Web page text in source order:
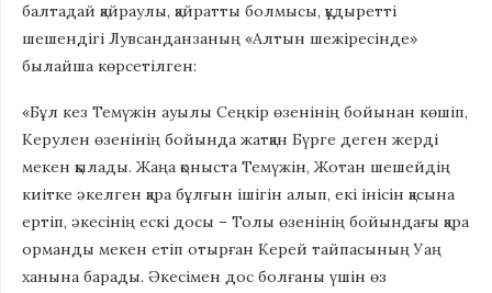
балтадай қайраулы, қайратты болмысы, құдыретті
шешендігі Лувсанданзаның «Алтын шежіресінде»
былайша көрсетілген:
«Бұл кез Темүжін ауылы Сеңкір өзенінің бойынан көшіп,
Керулен өзенінің бойында жатқан Бүрге деген жерді
мекен қылады. Жаңа қоныста Темүжін, Жотан шешейдің
киітке әкелген қара бұлғын ішігін алып, екі інісін қасына
ертіп, әкесінің ескі досы – Толы өзенінің бойындағы қара
орманды мекен етіп отырған Керей тайпасының Уаң
ханына барады. Әкесімен дос болғаны үшін өз